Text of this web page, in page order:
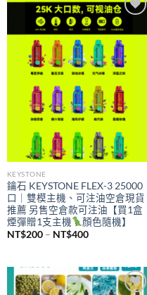
Add to
wishlist
KEYSTONE
鑰石 KEYSTONE FLEX-3 25000
口｜雙模主機、可注油空倉現貨
推薦 另售空倉款可注油【買1盒
煙彈贈1支主機
顏色隨機】
NT$200 – NT$400價
NT$200
到
NT$400